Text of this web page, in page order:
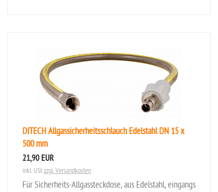
DITECH Allgassicherheitsschlauch Edelstahl DN 15 x
500 mm
21,90 EUR
inkl. UStzzgl. Versandkosten
Für Sicherheits-Allgassteckdose, aus Edelstahl, eingangs